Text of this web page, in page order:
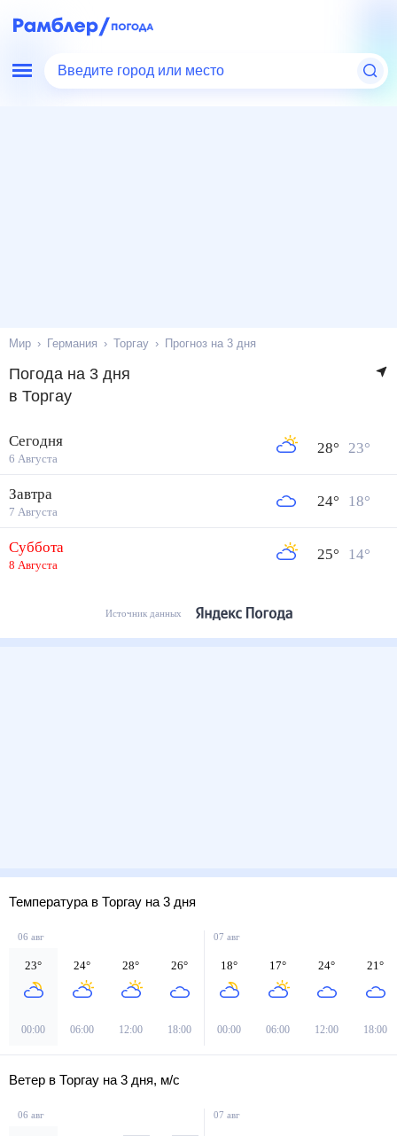
Введите город или место
Мир Германия Торгау Прогноз на 3 дня
Погода на 3 дня
в Торгау
Сегодня
6 Августа
28° 23°
Завтра
7 Августа
24° 18°
Суббота
8 Августа
25° 14°
Источник данных
Температура в Торгау на 3 дня
06 авг
23°
00:00
24°
06:00
28°
12:00
26°
18:00
07 авг
18°
00:00
17°
06:00
24°
12:00
21°
18:00
Ветер в Торгау на 3 дня, м/с
06 авг 07 авг